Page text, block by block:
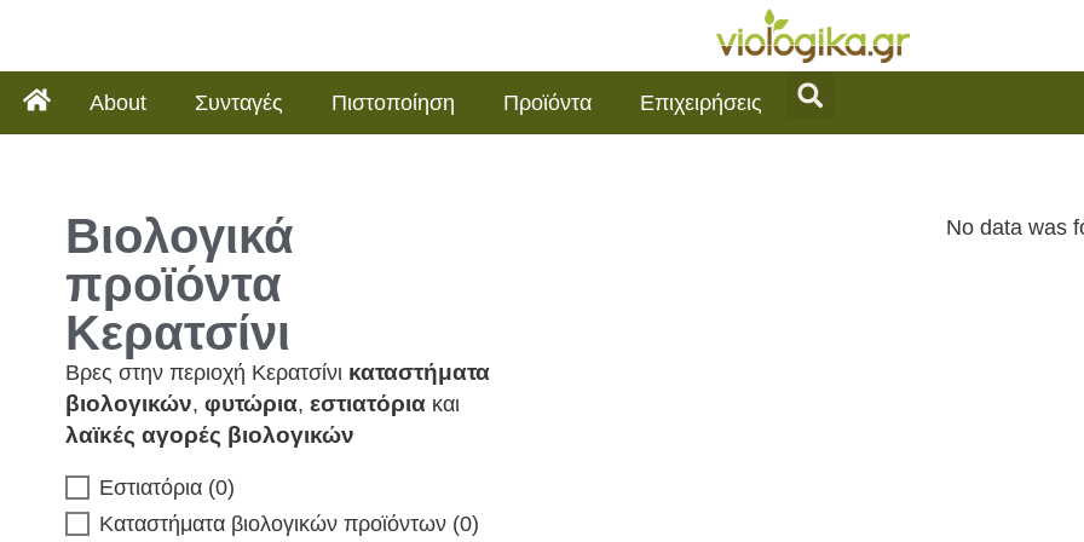
About Συνταγές Πιστοποίηση Προϊόντα Επιχειρήσεις
Βιολογικά
προϊόντα
Κερατσίνι
Βρες στην περιοχή Κερατσίνι καταστήματα
βιολογικών, φυτώρια, εστιατόριακαι
λαϊκές αγορές βιολογικών
Εστιατόρια (0)
Καταστήματα βιολογικών προϊόντων (0)
No data was